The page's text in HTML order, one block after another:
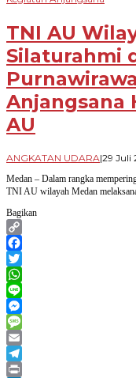
TNI AU
Silaturahmi
Anjangsana
AU
ANGKATAN UDARA|29 Juli
Medan – Dalam rangka
TNI AU wilayah Medan
Bagikan
Copy
Link
Facebook
Twitter
WhatsApp
Line
Messenger
Message
Email
Telegram